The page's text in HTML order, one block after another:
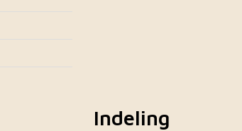
Indeling